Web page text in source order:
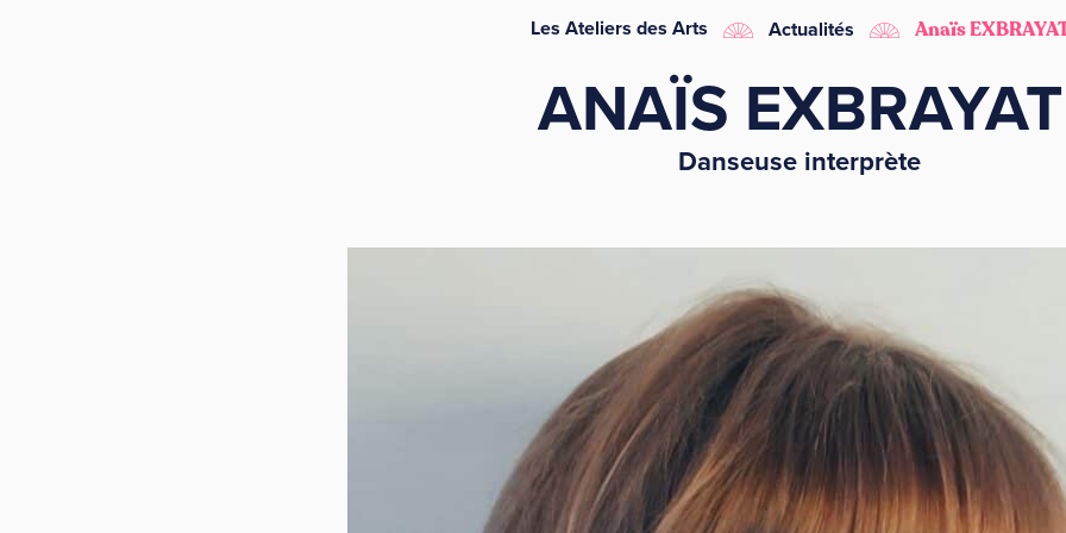
Les Ateliers des Arts Actualités Anaïs
ANAÏS EXBRAYAT
Danseuse interprète